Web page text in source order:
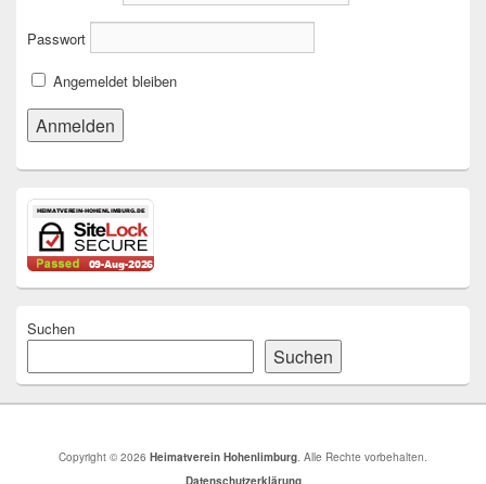
Passwort
Angemeldet bleiben
Suchen
Suchen
Copyright © 2026 Heimatverein Hohenlimburg. Alle Rechte vorbehalten.
Datenschutzerklärung